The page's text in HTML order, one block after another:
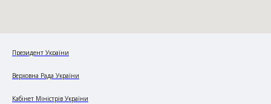
Президент України
Верховна Рада України
Кабінет Міністрів України